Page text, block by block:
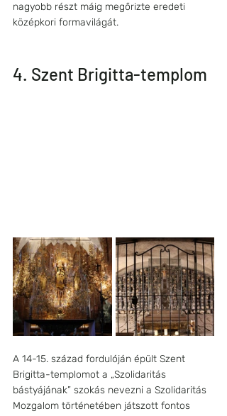
nagyobb részt máig megőrizte eredeti
középkori formavilágát.
4. Szent Brigitta-templom
A 14-15. század fordulóján épült Szent
Brigitta-templomot a „Szolidaritás
bástyájának” szokás nevezni a Szolidaritás
Mozgalom történetében játszott fontos